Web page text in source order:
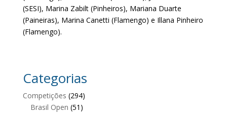
(SESI), Marina Zabilt (Pinheiros), Mariana Duarte
(Paineiras), Marina Canetti (Flamengo) e Illana Pinheiro
(Flamengo).
Categorias
Competições (294)
Brasil Open (51)